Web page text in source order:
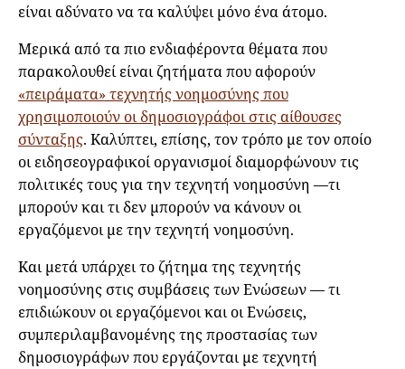
είναι αδύνατο να τα καλύψει μόνο ένα άτομο.
Μερικά από τα πιο ενδιαφέροντα θέματα που
παρακολουθεί είναι ζητήματα που αφορούν
«πειράματα» τεχνητής νοημοσύνης που
χρησιμοποιούν οι δημοσιογράφοι στις αίθουσες
σύνταξης. Καλύπτει, επίσης, τον τρόπο με τον οποίο
οι ειδησεογραφικοί οργανισμοί διαμορφώνουν τις
πολιτικές τους για την τεχνητή νοημοσύνη —τι
μπορούν και τι δεν μπορούν να κάνουν οι
εργαζόμενοι με την τεχνητή νοημοσύνη.
Και μετά υπάρχει το ζήτημα της τεχνητής
νοημοσύνης στις συμβάσεις των Ενώσεων — τι
επιδιώκουν οι εργαζόμενοι και οι Ενώσεις,
συμπεριλαμβανομένης της προστασίας των
δημοσιογράφων που εργάζονται με τεχνητή